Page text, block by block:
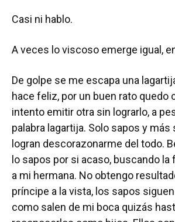
Casi ni hablo.
A veces lo viscoso emerge igual,
De golpe se me escapa una
hace feliz, por un buen rato quedo
intento emitir otra sin lograrlo, a
palabra lagartija. Solo sapos y más
logran descorazonarme del todo.
lo sapos por si acaso, buscando
a mi hermana. No obtengo
príncipe a la vista, los sapos
como salen de mi boca quizás